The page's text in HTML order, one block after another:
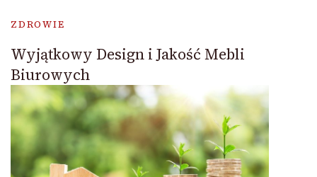
ZDROWIE
Wyjątkowy Design i Jakość Mebli
Biurowych